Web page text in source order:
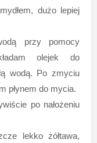
dużo lepiej
przy pomocy
olejek do
wodą. Po zmyciu
płynem do mycia.
po nałożeniu
lekko żółtawa,